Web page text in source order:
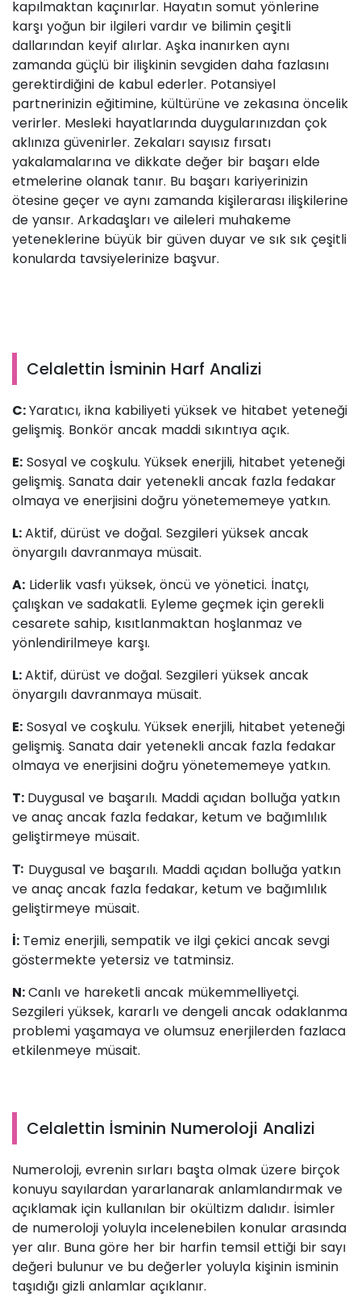
kapılmaktan kaçınırlar. Hayatın somut yönlerine
karşı yoğun bir ilgileri vardır ve bilimin çeşitli
dallarından keyif alırlar. Aşka inanırken aynı
zamanda güçlü bir ilişkinin sevgiden daha fazlasını
gerektirdiğini de kabul ederler. Potansiyel
partnerinizin eğitimine, kültürüne ve zekasına öncelik
verirler. Mesleki hayatlarında duygularınızdan çok
aklınıza güvenirler. Zekaları sayısız fırsatı
yakalamalarına ve dikkate değer bir başarı elde
etmelerine olanak tanır. Bu başarı kariyerinizin
ötesine geçer ve aynı zamanda kişilerarası ilişkilerine
de yansır. Arkadaşları ve aileleri muhakeme
yeteneklerine büyük bir güven duyar ve sık sık çeşitli
konularda tavsiyelerinize başvur.
Celalettin İsminin Harf Analizi
C:Yaratıcı, ikna kabiliyeti yüksek ve hitabet yeteneği
gelişmiş. Bonkör ancak maddi sıkıntıya açık.
E: Sosyal ve coşkulu. Yüksek enerjili, hitabet yeteneği
gelişmiş. Sanata dair yetenekli ancak fazla fedakar
olmaya ve enerjisini doğru yönetememeye yatkın.
L:Aktif, dürüst ve doğal. Sezgileri yüksek ancak
önyargılı davranmaya müsait.
A: Liderlik vasfı yüksek, öncü ve yönetici. İnatçı,
çalışkan ve sadakatli. Eyleme geçmek için gerekli
cesarete sahip, kısıtlanmaktan hoşlanmaz ve
yönlendirilmeye karşı.
L:Aktif, dürüst ve doğal. Sezgileri yüksek ancak
önyargılı davranmaya müsait.
E: Sosyal ve coşkulu. Yüksek enerjili, hitabet yeteneği
gelişmiş. Sanata dair yetenekli ancak fazla fedakar
olmaya ve enerjisini doğru yönetememeye yatkın.
T: Duygusal ve başarılı. Maddi açıdan bolluğa yatkın
ve anaç ancak fazla fedakar, ketum ve bağımlılık
geliştirmeye müsait.
T: Duygusal ve başarılı. Maddi açıdan bolluğa yatkın
ve anaç ancak fazla fedakar, ketum ve bağımlılık
geliştirmeye müsait.
İ: Temiz enerjili, sempatik ve ilgi çekici ancak sevgi
göstermekte yetersiz ve tatminsiz.
N:Canlı ve hareketli ancak mükemmelliyetçi.
Sezgileri yüksek, kararlı ve dengeli ancak odaklanma
problemi yaşamaya ve olumsuz enerjilerden fazlaca
etkilenmeye müsait.
Celalettin İsminin Numeroloji Analizi
Numeroloji, evrenin sırları başta olmak üzere birçok
konuyu sayılardan yararlanarak anlamlandırmak ve
açıklamak için kullanılan bir okültizm dalıdır. İsimler
de numeroloji yoluyla incelenebilen konular arasında
yer alır. Buna göre her bir harfin temsil ettiği bir sayı
değeri bulunur ve bu değerler yoluyla kişinin isminin
taşıdığı gizli anlamlar açıklanır.